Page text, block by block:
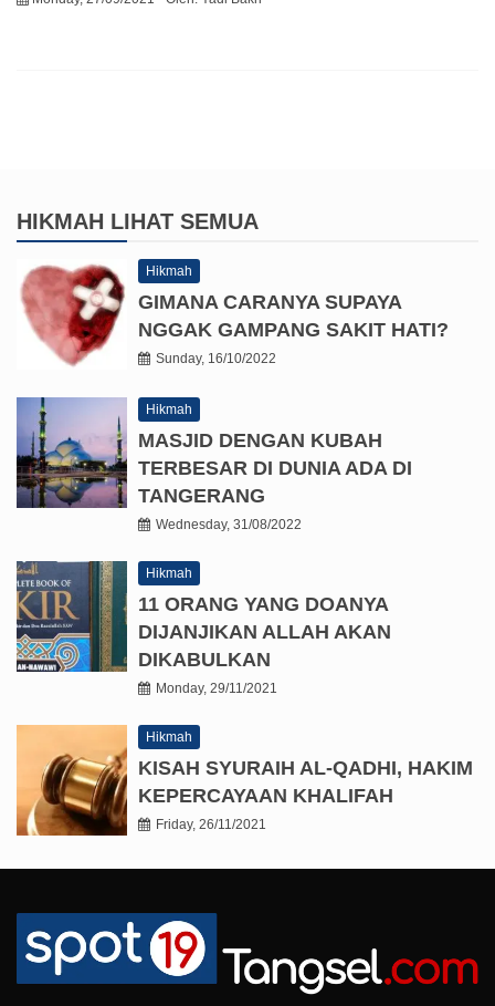
HIKMAH LIHAT SEMUA
Hikmah
GIMANA CARANYA SUPAYA
NGGAK GAMPANG SAKIT HATI?
Sunday, 16/10/2022
Hikmah
MASJID DENGAN KUBAH
TERBESAR DI DUNIA ADA DI
TANGERANG
Wednesday, 31/08/2022
Hikmah
11 ORANG YANG DOANYA
DIJANJIKAN ALLAH AKAN
DIKABULKAN
Monday, 29/11/2021
Hikmah
KISAH SYURAIH AL-QADHI, HAKIM
KEPERCAYAAN KHALIFAH
Friday, 26/11/2021